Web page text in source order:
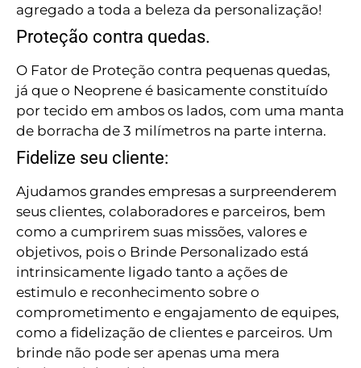
agregado a toda a beleza da personalização!
Proteção contra quedas.
O Fator de Proteção contra pequenas quedas,
já que o Neoprene é basicamente constituído
por tecido em ambos os lados, com uma manta
de borracha de 3 milímetros na parte interna.
Fidelize seu cliente:
Ajudamos grandes empresas a surpreenderem
seus clientes, colaboradores e parceiros, bem
como a cumprirem suas missões, valores e
objetivos, pois o Brinde Personalizado está
intrinsicamente ligado tanto a ações de
estimulo e reconhecimento sobre o
comprometimento e engajamento de equipes,
como a fidelização de clientes e parceiros. Um
brinde não pode ser apenas uma mera